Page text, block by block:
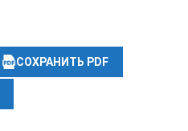
СОХРАНИТЬ PDF